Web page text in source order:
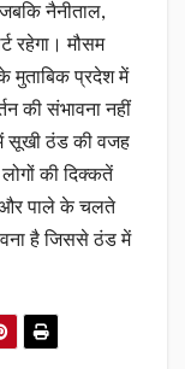
नैनीताल,
रहेगा। मौसम
मुताबिक प्रदेश में
की संभावना नहीं
सूखी ठंड की वजह
की दिक्कतें
और पाले के चलते
है जिससे ठंड में